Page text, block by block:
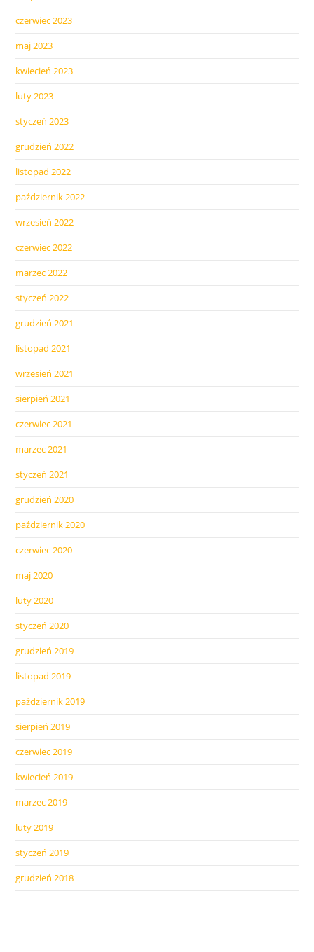
czerwiec 2023
maj 2023
kwiecień 2023
luty 2023
styczeń 2023
grudzień 2022
listopad 2022
październik 2022
wrzesień 2022
czerwiec 2022
marzec 2022
styczeń 2022
grudzień 2021
listopad 2021
wrzesień 2021
sierpień 2021
czerwiec 2021
marzec 2021
styczeń 2021
grudzień 2020
październik 2020
czerwiec 2020
maj 2020
luty 2020
styczeń 2020
grudzień 2019
listopad 2019
październik 2019
sierpień 2019
czerwiec 2019
kwiecień 2019
marzec 2019
luty 2019
styczeń 2019
grudzień 2018